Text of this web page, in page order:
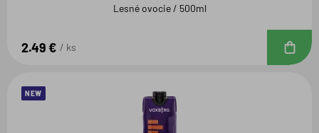
Lesné ovocie / 500ml
2.49 € ks
NEW